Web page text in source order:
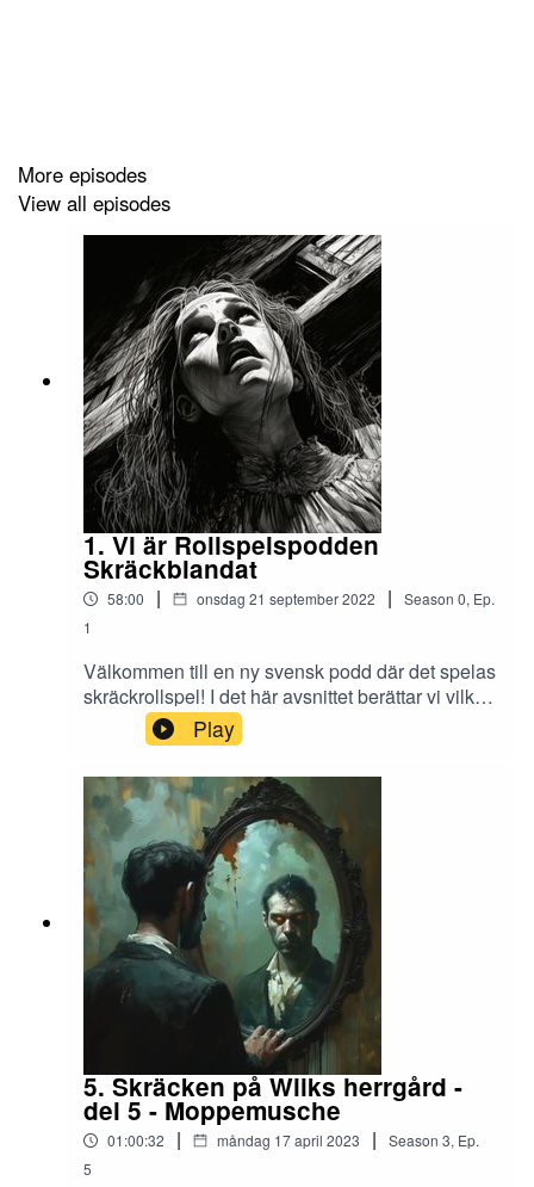
Felix Magnell:Lars
Kari
Rollspelspodden Skräckblandat görs i samarbete med
Musik som kan höras i avsnittet
loscolt890 - Cavern Ambience Droning
Vospi - Tension Drones
Kinoton - Dark Horror Drone
CO.Ag Music - A Person That They Will All Fear
CO.Ag Music - Our Days pass Like a Shadow
Co.Ag Music - A Dark Myth
Kevin MacLeod - Long Note One
More episodes
View all episodes
1. Vi är Rollspelspodden
Skräckblandat
58:00 | onsdag 21 september 2022 | Season 0, Ep.
1
Välkommen till en ny svensk podd där det spelas
skräckrollspel! I det här avsnittet berättar vi vilka
vi är och vad vi älskar med rollspel och vilka
rollspel som vi älskar mest av allt.
Play
5. Skräcken på Wiiks herrgård -
del 5 - Moppemusche
01:00:32 | måndag 17 april 2023 | Season 3, Ep.
5